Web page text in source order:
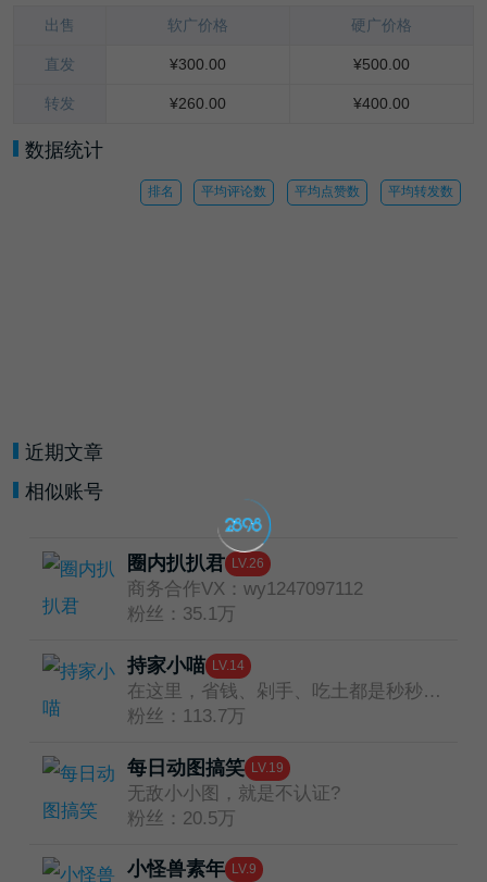
出售 软广价格 硬广价格
直发 ¥300.00 ¥500.00
转发 ¥260.00 ¥400.00
数据统计
平均转发数
平均点赞数
平均评论数
排名
近期文章
相似账号
圈内扒扒君 LV.26
商务合作VX：wy1247097112
粉丝：35.1万
持家小喵 LV.14
在这里，省钱、剁手、吃土都是秒秒钟的事儿
粉丝：113.7万
每日动图搞笑 LV.19
无敌小小图，就是不认证?
粉丝：20.5万
小怪兽素年 LV.9